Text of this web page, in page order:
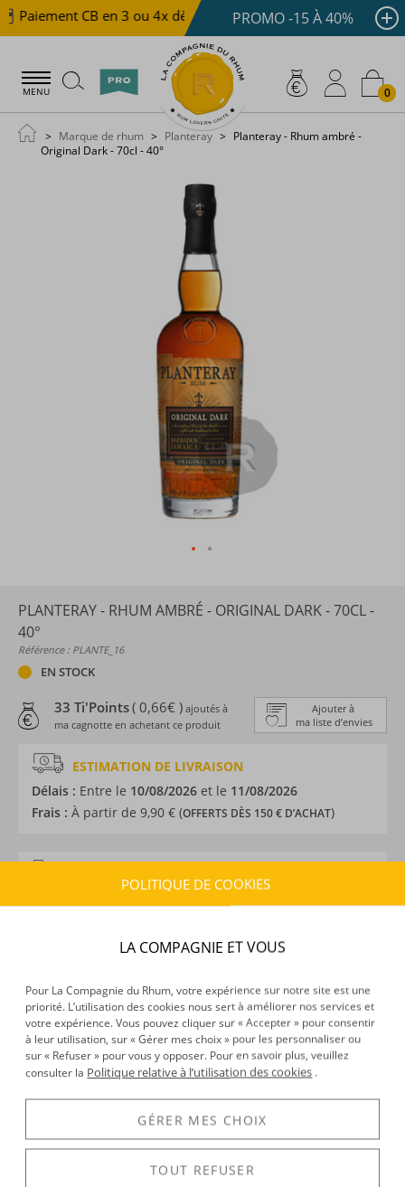
Paiement CB en 3 ou 4x dès 100 € Livraison offerte
PROMO -15 À 40%
MENU 0
Marque de rhum Planteray
Planteray - Rhum ambré -
Original Dark - 70cl - 40°
PLANTERAY - RHUM AMBRÉ - ORIGINAL DARK - 70CL -
40°
Référence : PLANTE_16
EN STOCK
Ajouter à
ma liste d’envies
33 Ti'Points( 0,66€ ) ajoutés à
ma cagnotte en achetant ce produit
ESTIMATION DE LIVRAISON
Délais : Entre le 10/08/2026 et le 11/08/2026
Frais : À partir de 9,90 € (OFFERTS DÈS 150 € D’ACHAT)
CARACTÉRISTIQUES DU PRODUIT
Type d’alcool :Rhum traditionnel
Mixte
Volume :70CL
Degré :40°
Médailles :Bronze 2026 au World Rum Awards, Or 2022
et 2023 décernée par le jury du Beverage Testing
Institute
DÉCOUVERTE
Voir tous les produits :Planteray
POLITIQUE DE COOKIES
LA COMPAGNIE ET VOUS
Pour La Compagnie du Rhum, votre expérience sur notre site est une
priorité. L’utilisation des cookies nous sert à améliorer nos services et
votre expérience. Vous pouvez cliquer sur « Accepter » pour consentir
à leur utilisation, sur « Gérer mes choix » pour les personnaliser ou
sur « Refuser » pour vous y opposer. Pour en savoir plus, veuillez
consulter la Politique relative à l’utilisation des cookies .
GÉRER MES CHOIX
TOUT REFUSER